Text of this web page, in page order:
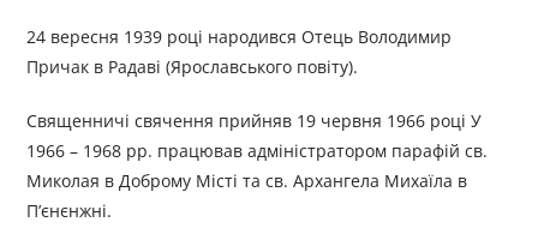
24 вересня 1939 році народився Отець Володимир
Причак в Радаві (Ярославського повіту).
Священничі свячення прийняв 19 червня 1966 році У
1966 – 1968 рр. працював адміністратором парафій св.
Миколая в Доброму Місті та св. Архангела Михаїла в
П’єнєнжні.